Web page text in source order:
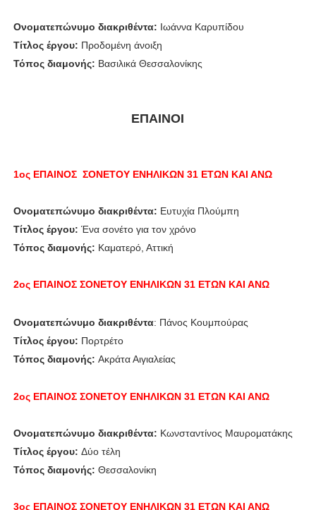
Ονοματεπώνυμο διακριθέντα: Ιωάννα Καρυπίδου
Τίτλος έργου: Προδομένη άνοιξη
Τόπος διαμονής: Βασιλικά Θεσσαλονίκης
ΕΠΑΙΝΟΙ
1ος ΕΠΑΙΝΟΣ ΣΟΝΕΤΟΥ ΕΝΗΛΙΚΩΝ 31 ΕΤΩΝ ΚΑΙ ΑΝΩ
Ονοματεπώνυμο διακριθέντα: Ευτυχία Πλούμπη
Τίτλος έργου: Ένα σονέτο για τον χρόνο
Τόπος διαμονής: Καματερό, Αττική
2ος ΕΠΑΙΝΟΣΣΟΝΕΤΟΥ ΕΝΗΛΙΚΩΝ 31 ΕΤΩΝ ΚΑΙ ΑΝΩ
Ονοματεπώνυμο διακριθέντα: Πάνος Κουμπούρας
Τίτλος έργου: Πορτρέτο
Τόπος διαμονής: Ακράτα Αιγιαλείας
2ος ΕΠΑΙΝΟΣΣΟΝΕΤΟΥ ΕΝΗΛΙΚΩΝ 31 ΕΤΩΝ ΚΑΙ ΑΝΩ
Ονοματεπώνυμο διακριθέντα: Κωνσταντίνος Μαυροματάκης
Τίτλος έργου: Δύο τέλη
Τόπος διαμονής: Θεσσαλονίκη
3ος ΕΠΑΙΝΟΣΣΟΝΕΤΟΥ ΕΝΗΛΙΚΩΝ 31 ΕΤΩΝ ΚΑΙ ΑΝΩ